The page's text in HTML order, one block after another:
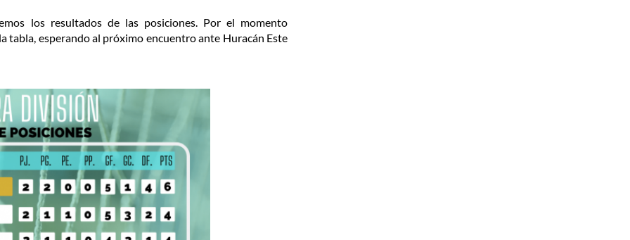
los resultados de las posiciones. Por el momento
esperando al próximo encuentro ante Huracán Este